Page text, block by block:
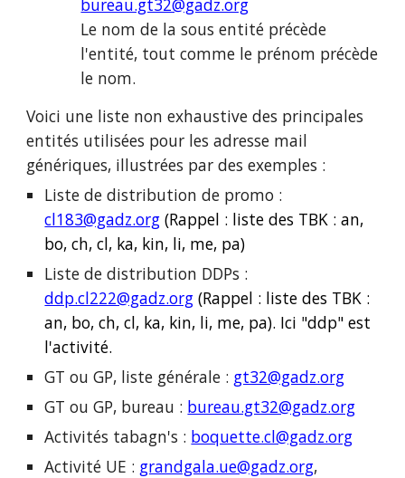
bureau.gt32@gadz.org
Le nom de la sous entité précède
l'entité, tout comme le prénom précède
le nom.
Voici une liste non exhaustive des principales
entités utilisées pour les adresse mail
génériques, illustrées par des exemples :
Liste de distribution de promo :
cl183@gadz.org (Rappel : liste des TBK : an,
bo, ch, cl, ka, kin, li, me, pa)
Liste de distribution DDPs :
ddp.cl222@gadz.org (Rappel : liste des TBK :
an, bo, ch, cl, ka, kin, li, me, pa). Ici "ddp" est
l'activité.
GT ou GP, liste générale : gt32@gadz.org
GT ou GP, bureau : bureau.gt32@gadz.org
Activités tabagn's : boquette.cl@gadz.org
Activité UE : grandgala.ue@gadz.org,